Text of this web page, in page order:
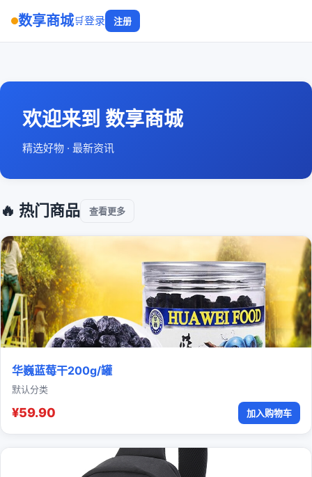
数享商城🛒登录 注册
欢迎来到 数享商城
精选好物 · 最新资讯
🔥 热门商品 查看更多
华巍蓝莓干200g/罐
默认分类
¥59.90 加入购物车